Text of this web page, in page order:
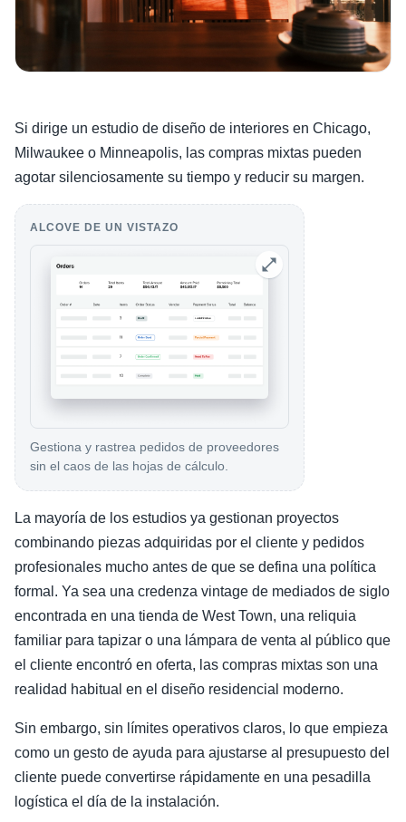
Si dirige un estudio de diseño de interiores en Chicago,
Milwaukee o Minneapolis, las compras mixtas pueden
agotar silenciosamente su tiempo y reducir su margen.
ALCOVE DE UN VISTAZO
Gestiona y rastrea pedidos de proveedores
sin el caos de las hojas de cálculo.
La mayoría de los estudios ya gestionan proyectos
combinando piezas adquiridas por el cliente y pedidos
profesionales mucho antes de que se defina una política
formal. Ya sea una credenza vintage de mediados de siglo
encontrada en una tienda de West Town, una reliquia
familiar para tapizar o una lámpara de venta al público que
el cliente encontró en oferta, las compras mixtas son una
realidad habitual en el diseño residencial moderno.
Sin embargo, sin límites operativos claros, lo que empieza
como un gesto de ayuda para ajustarse al presupuesto del
cliente puede convertirse rápidamente en una pesadilla
logística el día de la instalación.